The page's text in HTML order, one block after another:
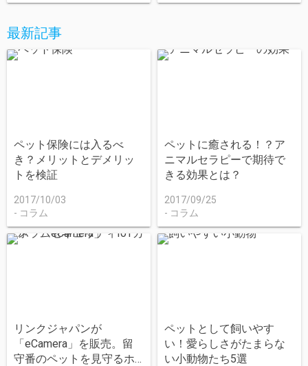
最新記事
ペット保険には入るべ
き？メリットとデメリッ
トを検証
2017/10/03
コラム
ペットに癒される！？ア
ニマルセラピーで期待で
きる効果とは？
2017/09/25
コラム
リンクジャパンが
「eCamera」を販売。留
守番のペットを見守るホ
ペットとして飼いやす
い！愛らしさがたまらな
い小動物たち5選